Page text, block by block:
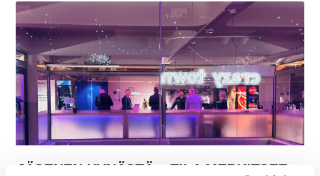
JÄSENEN KYNÄSTÄ – TILA MERKITSEE